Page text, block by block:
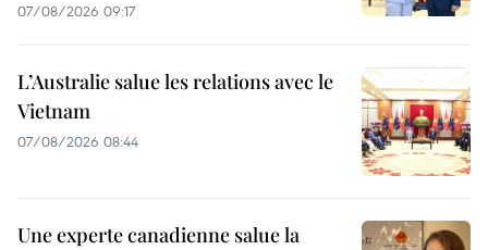
07/08/2026 09:17
L’Australie salue les relations avec le
Vietnam
07/08/2026 08:44
Une experte canadienne salue la